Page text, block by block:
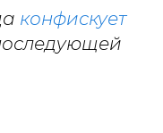
конфискует